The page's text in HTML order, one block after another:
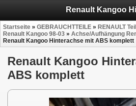
Startseite » GEBRAUCHTTEILE » RENAULT
Renault Kangoo 98-03 » Achse/Aufhängung
Renault Kangoo Hinterachse mit ABS komplett
Renault Kangoo
ABS komplett